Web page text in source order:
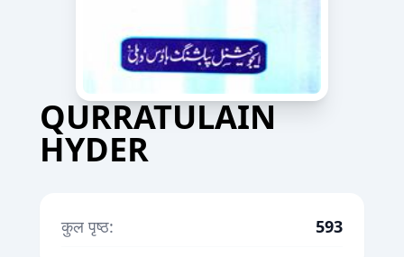
QURRATULAIN
HYDER
कुल पृष्ठ: 593